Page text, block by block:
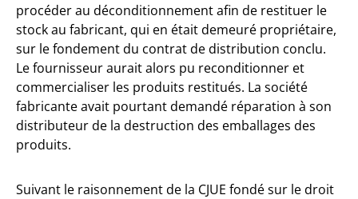
procéder au déconditionnement afin de restituer le
stock au fabricant, qui en était demeuré propriétaire,
sur le fondement du contrat de distribution conclu.
Le fournisseur aurait alors pu reconditionner et
commercialiser les produits restitués. La société
fabricante avait pourtant demandé réparation à son
distributeur de la destruction des emballages des
produits.
Suivant le raisonnement de la CJUE fondé sur le droit